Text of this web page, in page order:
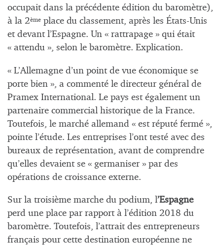
occupait dans la précédente édition du baromètre),
à la 2ème place du classement, après les États-Unis
et devant l’Espagne. Un « rattrapage » qui était
« attendu », selon le baromètre. Explication.
« L’Allemagne d’un point de vue économique se
porte bien », a commenté le directeur général de
Pramex International. Le pays est également un
partenaire commercial historique de la France.
Toutefois, le marché allemand « est réputé fermé »,
pointe l’étude. Les entreprises l’ont testé avec des
bureaux de représentation, avant de comprendre
qu’elles devaient se « germaniser » par des
opérations de croissance externe.
Sur la troisième marche du podium, l ’Espagne
perd une place par rapport à l’édition 2018 du
baromètre. Toutefois, l’attrait des entrepreneurs
français pour cette destination européenne ne